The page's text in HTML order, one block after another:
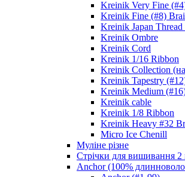
Kreinik Very Fine
Kreinik Fine (#8)
Kreinik Japan
Kreinik Ombre
Kreinik Cord
Kreinik 1/16 Ribbon
Kreinik Collection
Kreinik Tapestry
Kreinik Medium
Kreinik cable
Kreinik 1/8 Ribbon
Kreinik Heavy #32
Micro Ice Chenill
Муліне різне
Стрічки для вишивання
Anchor (100%